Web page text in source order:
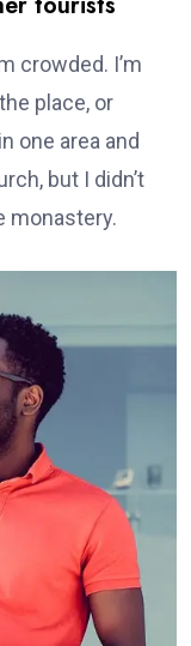
crowded. I’m
place, or
one area and
but I didn’t
monastery.